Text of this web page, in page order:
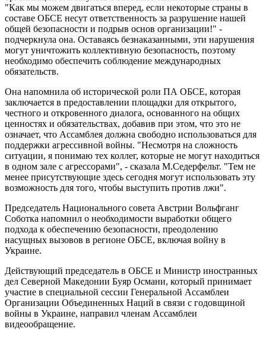
"Как мы можем двигаться вперед, если некоторые страны в
составе ОБСЕ несут ответственность за разрушение нашей
общей безопасности и подрыв основ организации!" -
подчеркнула она. Оставаясь безнаказанными, эти нарушения
могут уничтожить коллективную безопасность, поэтому
необходимо обеспечить соблюдение международных
обязательств.
Она напомнила об исторической роли ПА ОБСЕ, которая
заключается в предоставлении площадки для открытого,
честного и откровенного диалога, основанного на общих
ценностях и обязательствах, добавив при этом, что это не
означает, что Ассамблея должна свободно использоваться для
поддержки агрессивной войны. "Несмотря на сложность
ситуации, я понимаю тех коллег, которые не могут находиться
в одном зале с агрессорами", - сказала М.Седерфельт. "Тем не
менее присутствующие здесь сегодня могут использовать эту
возможность для того, чтобы выступить против лжи".
Председатель Национального совета Австрии Вольфганг
Соботка напомнил о необходимости выработки общего
подхода к обеспечению безопасности, преодолению
насущных вызовов в регионе ОБСЕ, включая войну в
Украине.
Действующий председатель в ОБСЕ и Министр иностранных
дел Северной Македонии Буяр Османи, который принимает
участие в специальной сессии Генеральной Ассамблеи
Организации Объединенных Наций в связи с годовщиной
войны в Украине, направил членам Ассамблеи
видеообращение.